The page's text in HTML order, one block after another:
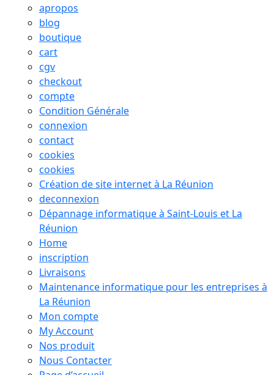
apropos
blog
boutique
cart
cgv
checkout
compte
Condition Générale
connexion
contact
cookies
cookies
Création de site internet à La Réunion
deconnexion
Dépannage informatique à Saint-Louis et La
Réunion
Home
inscription
Livraisons
Maintenance informatique pour les entreprises à
La Réunion
Mon compte
My Account
Nos produit
Nous Contacter